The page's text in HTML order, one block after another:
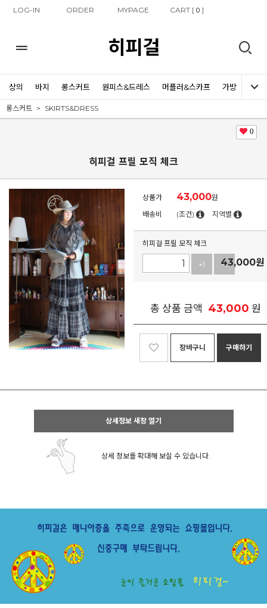
LOG-IN ORDER MYPAGE CART [0 ]
히피걸
상의 바지 롱스커트 원피스&드레스 머플러&스카프 가방 신발
롱스커트 SKIRTS&DRESS
0
히피걸 프릴 모직 체크
상품가 43,000원
배송비
(조건) 지역별
히피걸 프릴 모직 체크
+1 -1
43,000원
총 상품 금액 43,000 원
장바구니 구매하기
상세정보 새창 열기
상세 정보를 확대해 보실 수 있습니다.